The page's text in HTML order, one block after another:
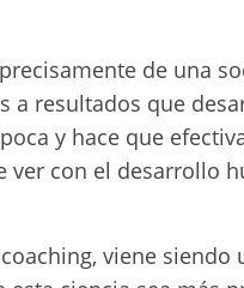
de una
a resultados que
y hace que
ver con el desarrollo
viene siendo